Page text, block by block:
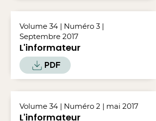
Volume 34 | Numéro 3 |
Septembre 2017
L'informateur
PDF
Volume 34 | Numéro 2 | mai 2017
L'informateur